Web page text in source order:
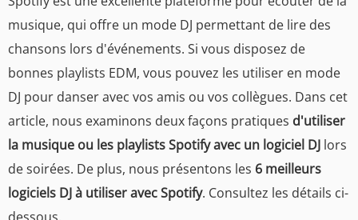
musique, qui offre un mode DJ permettant de lire des
chansons lors d'événements. Si vous disposez de
bonnes playlists EDM, vous pouvez les utiliser en mode
DJ pour danser avec vos amis ou vos collègues. Dans cet
article, nous examinons deux façons pratiques d'utiliser
la musique ou les playlists Spotify avec un logiciel DJ lors
de soirées. De plus, nous présentons les 6 meilleurs
logiciels DJ à utiliser avec Spotify. Consultez les détails ci-